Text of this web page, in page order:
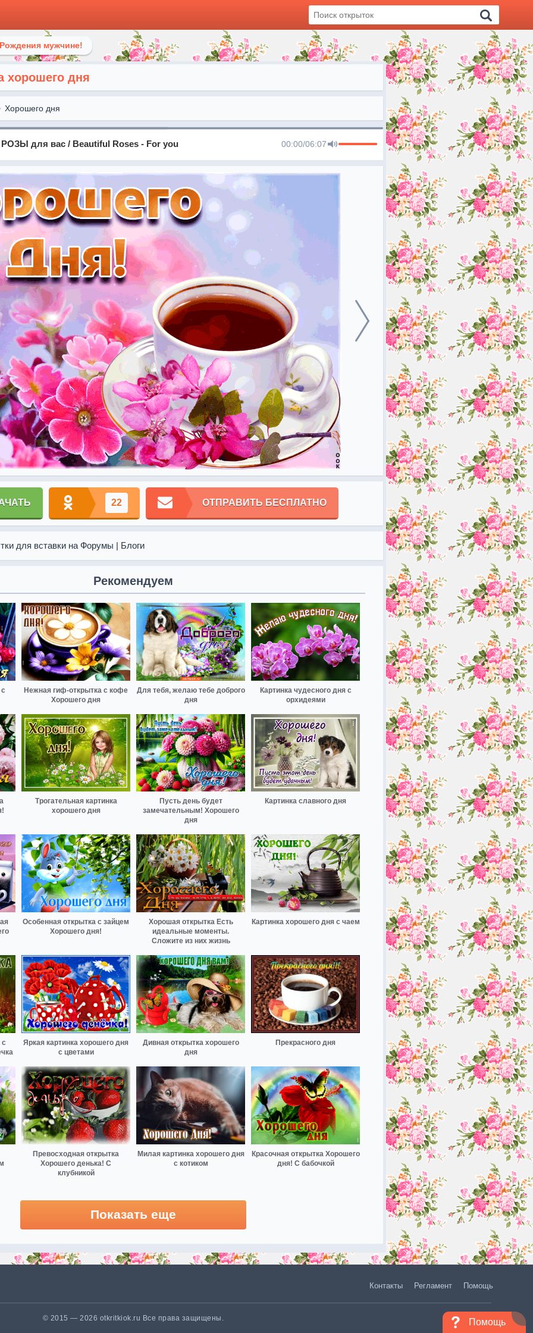
мужчине!
хорошего дня
Хорошего дня
для вас / Beautiful Roses - For you 00:00/06:07
22 ОТПРАВИТЬ БЕСПЛАТНО
для вставки на Форумы | Блоги
Рекомендуем
с
Нежная гиф-открытка с кофе
Хорошего дня
Для тебя, желаю тебе доброго
дня
Картинка чудесного дня с
орхидеями
Трогательная картинка
хорошего дня
Пусть день будет
замечательным! Хорошего
дня
Картинка славного дня
Особенная открытка с зайцем
Хорошего дня!
Хорошая открытка Есть
идеальные моменты.
Сложите из них жизнь
Картинка хорошего дня с чаем
с
Яркая картинка хорошего дня
с цветами
Дивная открытка хорошего
дня
Прекрасного дня
Превосходная открытка
Хорошего денька! С
клубникой
Милая картинка хорошего дня
с котиком
Красочная открытка Хорошего
дня! С бабочкой
Показать еще
Помощь
Контакты Регламент Помощь
© 2015 — 2026 otkritkiok.ru Все права защищены.